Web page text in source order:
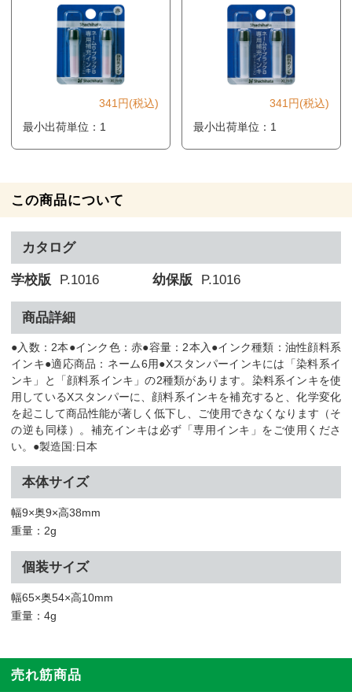
341円(税込)
最小出荷単位：1
341円(税込)
最小出荷単位：1
この商品について
カタログ
学校版 P.1016 幼保版 P.1016
商品詳細
●入数：2本●インク色：赤●容量：2本入●インク種類：油性顔料系
インキ●適応商品：ネーム6用●Xスタンパーインキには「染料系イ
ンキ」と「顔料系インキ」の2種類があります。染料系インキを使
用しているXスタンパーに、顔料系インキを補充すると、化学変化
を起こして商品性能が著しく低下し、ご使用できなくなります（そ
の逆も同様）。補充インキは必ず「専用インキ」をご使用くださ
い。●製造国:日本
本体サイズ
幅9×奥9×高38mm
重量：2g
個装サイズ
幅65×奥54×高10mm
重量：4g
売れ筋商品